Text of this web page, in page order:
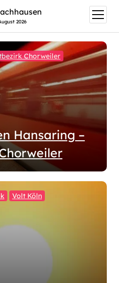
2026
Menü
öffnen
Chorweiler
Hansaring –
Volt Köln